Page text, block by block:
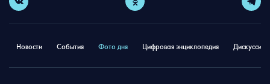
Новости События Фото дня Цифровая энциклопедия